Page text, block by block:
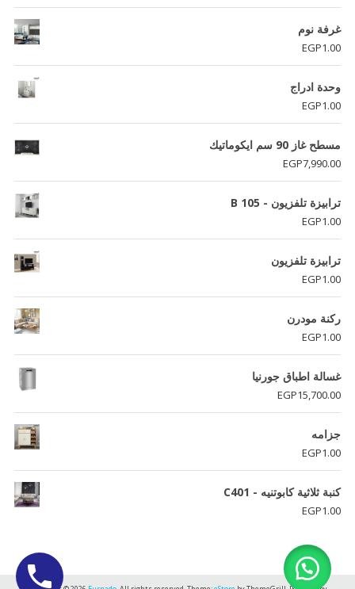
غرفة نوم
EGP1.00
وحدة ادراج
EGP1.00
مسطح غاز 90 سم ايكوماتيك
EGP7,990.00
ترابيزة تلفزيون - B 105
EGP1.00
ترابيزة تلفزيون
EGP1.00
ركنة مودرن
EGP1.00
غسالة اطباق جورنيا
EGP15,700.00
جزامه
EGP1.00
كنبة ثلاثية كابوتنيه - C401
EGP1.00